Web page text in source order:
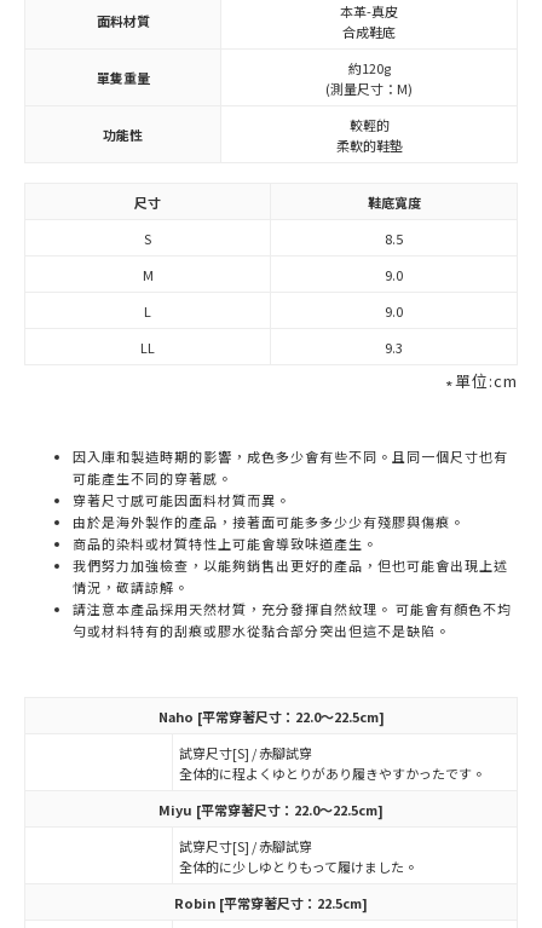
面料材質
本革-真皮
合成鞋底
單隻重量
約120g
(測量尺寸：M)
功能性
較輕的
柔軟的鞋墊
尺寸
鞋底寬度
S
8.5
M
9.0
L
9.0
LL
9.3
∗單位:cm
因入庫和製造時期的影響，成色多少會有些不同。且同一個尺寸也有
可能產生不同的穿著感。
穿著尺寸感可能因面料材質而異。
由於是海外製作的產品，接著面可能多多少少有殘膠與傷痕。
商品的染料或材質特性上可能會導致味道產生。
我們努力加強檢查，以能夠銷售出更好的產品，但也可能會出現上述
情況，敬請諒解。
請注意本產品採用天然材質，充分發揮自然紋理。 可能會有顏色不均
勻或材料特有的刮痕或膠水從黏合部分突出但這不是缺陷。
Naho [平常穿著尺寸：22.0～22.5cm]
試穿尺寸[S] / 赤腳試穿
全体的に程よくゆとりがあり履きやすかったです。
Miyu [平常穿著尺寸：22.0～22.5cm]
試穿尺寸[S] / 赤腳試穿
全体的に少しゆとりもって履けました。
Robin [平常穿著尺寸：22.5cm]